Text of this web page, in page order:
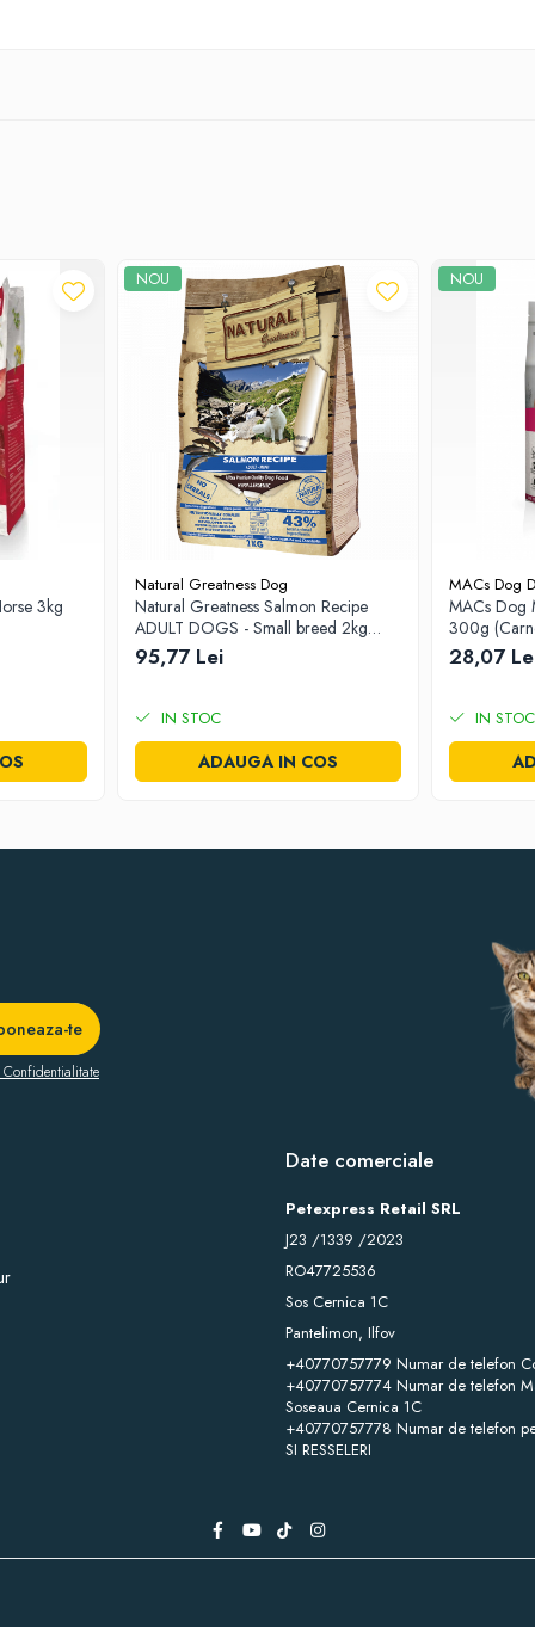
1C, Pantelimon, Ilfov, Tel: 0770 757 774, CO: RO-IF0286
3kg
NOU
Natural Greatness Dog
Natural Greatness Salmon Recipe
ADULT DOGS - Small breed 2kg
(somon)
95,77 Lei
IN STOC
ADAUGA IN COS
NOU
MACs Dog
MACs Dog
300g
28,07
IN STOC
Date comerciale
Petexpress Retail SRL
J23 /1339 /2023
RO47725536
Sos Cernica 1C
Pantelimon, Ilfov
+40770757779 Numar de telefon
+40770757774 Numar de telefon
Soseaua Cernica 1C
+40770757778 Numar de telefon
SI RESSELERI